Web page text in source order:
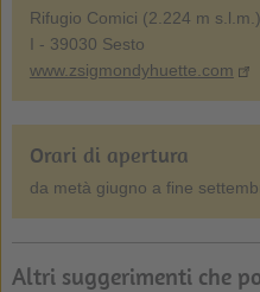
Rifugio Comici (2.224 m s.l.m.)
I - 39030 Sesto
www.zsigmondyhuette.com
Orari di apertura
da metà giugno a fine
Altri suggerimenti che